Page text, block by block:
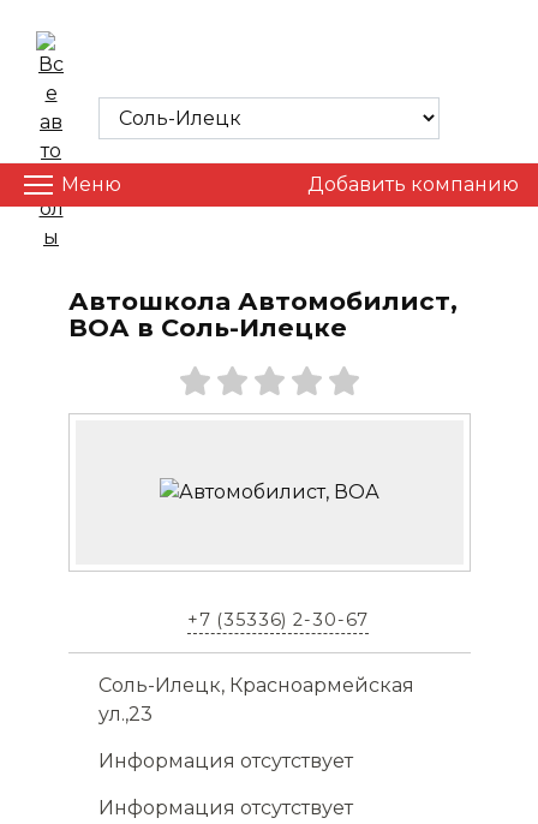
content
Меню Добавить компанию
Автошкола Автомобилист,
ВОА в Соль-Илецке
+7 (35336) 2-30-67
Соль-Илецк, Красноармейская
ул.,23
Информация отсутствует
Информация отсутствует